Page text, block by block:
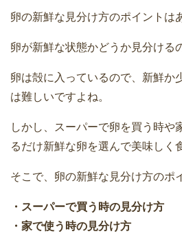
卵の新鮮な見分け方のポイントは
卵が新鮮な状態かどうか見分ける
卵は殻に入っているので、新鮮か
は難しいですよね。
しかし、スーパーで卵を買う時や
るだけ新鮮な卵を選んで美味しく
そこで、卵の新鮮な見分け方のポ
・スーパーで買う時の見分け方
・家で使う時の見分け方